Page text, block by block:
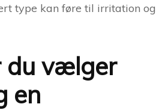
type kan føre til irritation og
du vælger
en